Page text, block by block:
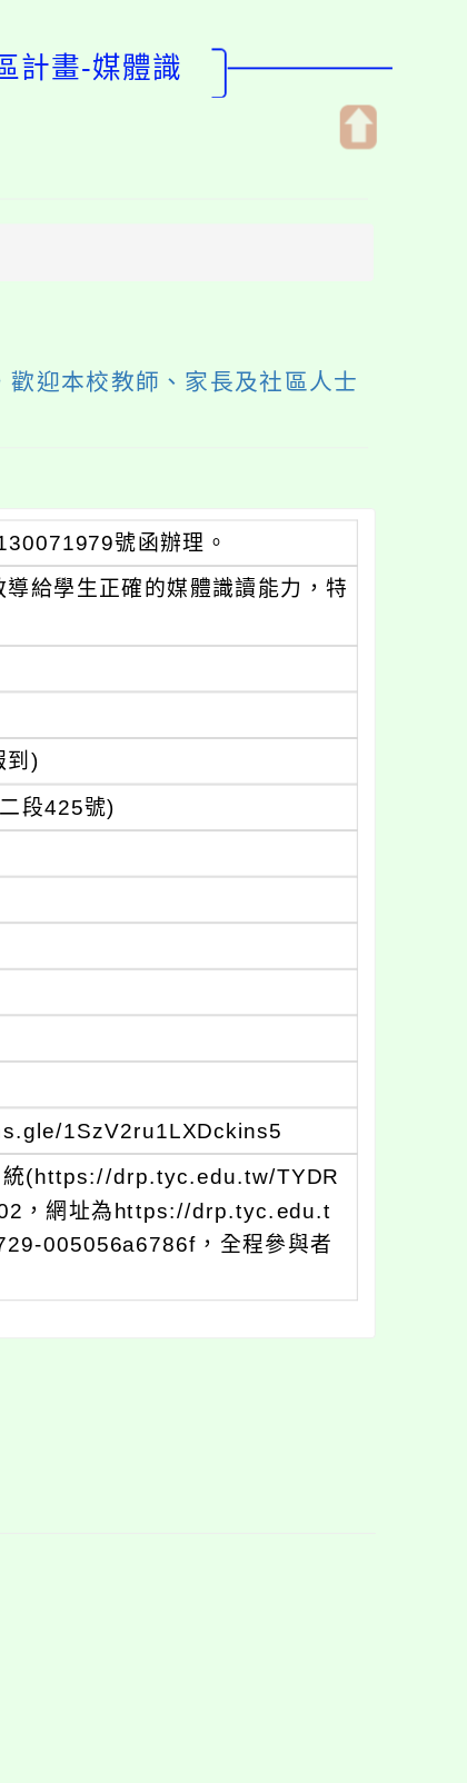
計畫-媒體識
迎本校教師、家長及社區人士
號函辦理。
給學生正確的媒體識讀能力，特
到)
段425號)
1SzV2ru1LXDckins5
統(https://drp.tyc.edu.tw/TYDR
，網址為https://drp.tyc.edu.t
005056a6786f，全程參與者